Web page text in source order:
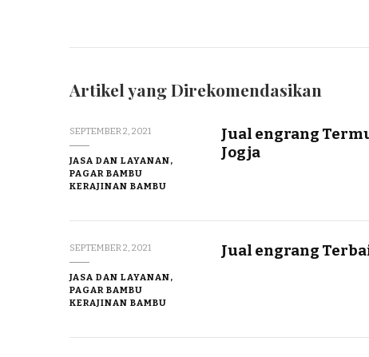
Artikel yang Direkomendasikan
SEPTEMBER 2, 2021
JASA DAN LAYANAN,
PAGAR BAMBU
KERAJINAN BAMBU
Jual engrang
Jogja
SEPTEMBER 2, 2021
JASA DAN LAYANAN,
PAGAR BAMBU
KERAJINAN BAMBU
Jual engrang